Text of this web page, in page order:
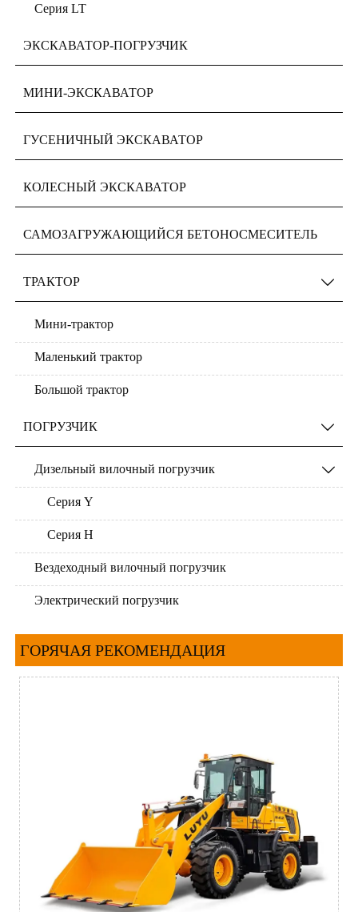
Серия LT
ЭКСКАВАТОР-ПОГРУЗЧИК
МИНИ-ЭКСКАВАТОР
ГУСЕНИЧНЫЙ ЭКСКАВАТОР
КОЛЕСНЫЙ ЭКСКАВАТОР
САМОЗАГРУЖАЮЩИЙСЯ БЕТОНОСМЕСИТЕЛЬ
ТРАКТОР 
Мини-трактор
Маленький трактор
Большой трактор
ПОГРУЗЧИК 
Дизельный вилочный погрузчик 
Серия Y
Серия H
Вездеходный вилочный погрузчик
Электрический погрузчик
ГОРЯЧАЯ РЕКОМЕНДАЦИЯ